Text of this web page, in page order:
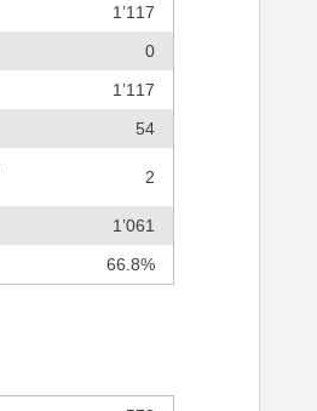
1’117
0
1’117
54
2
1’061
66.8%